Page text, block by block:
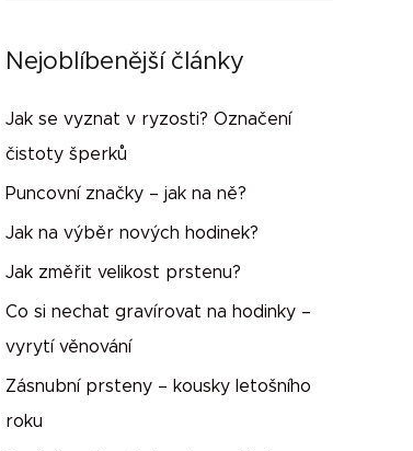
Nejoblíbenější články
Jak se vyznat v ryzosti? Označení
čistoty šperků
Puncovní značky – jak na ně?
Jak na výběr nových hodinek?
Jak změřit velikost prstenu?
Co si nechat gravírovat na hodinky –
vyrytí věnování
Zásnubní prsteny – kousky letošního
roku